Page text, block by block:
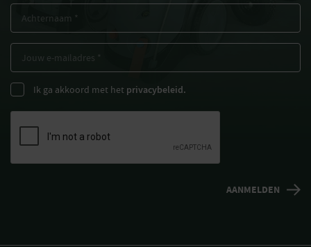
Ik ga akkoord met het privacybeleid.